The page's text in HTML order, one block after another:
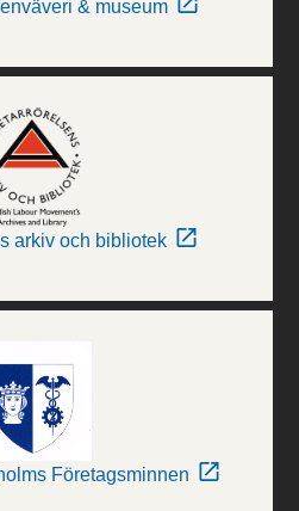
& museum
arkiv och bibliotek
Företagsminnen